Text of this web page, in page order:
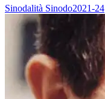
Sinodalità Sinodo2021-24